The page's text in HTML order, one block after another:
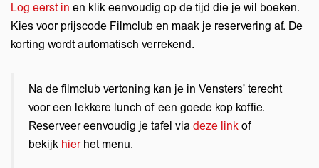
Log eerst in en klik eenvoudig op de tijd die je wil boeken.
Kies voor prijscode Filmclub en maak je reservering af. De
korting wordt automatisch verrekend.
Na de filmclub vertoning kan je in Vensters' terecht
voor een lekkere lunch of een goede kop koffie.
Reserveer eenvoudig je tafel via deze link of
bekijk hierhet menu.